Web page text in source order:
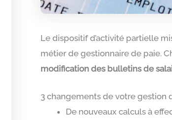
Le dispositif d’activité partielle
métier de gestionnaire de paie.
modification des bulletins de
3 changements de votre gestion
De nouveaux calculs à